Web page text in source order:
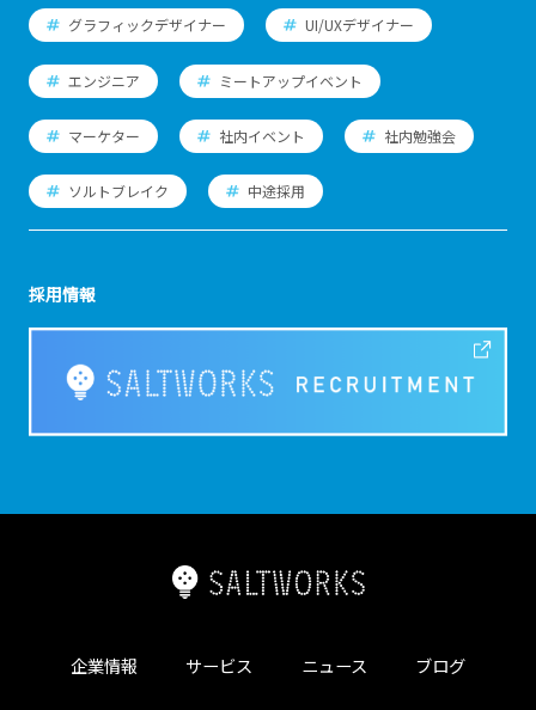
グラフィックデザイナー UI/UXデザイナー
エンジニア ミートアップイベント
マーケター 社内イベント 社内勉強会
ソルトブレイク 中途採用
採用情報
企業情報 サービス ニュース ブログ